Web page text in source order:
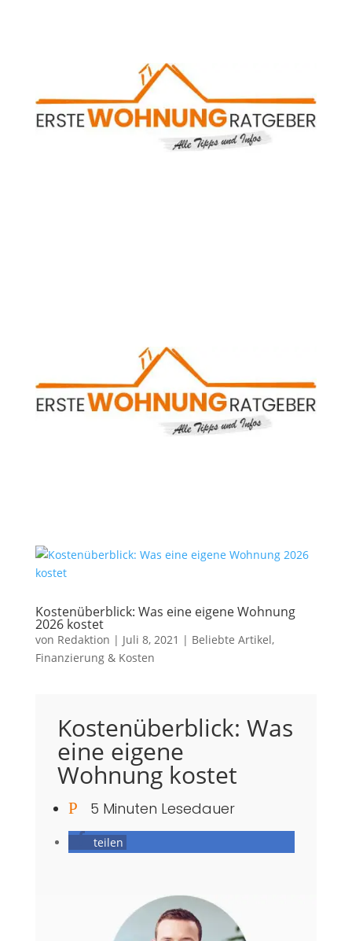
Kostenüberblick: Was eine eigene Wohnung
2026 kostet
von Redaktion | Juli 8, 2021 | Beliebte Artikel,
Finanzierung & Kosten
Kostenüberblick: Was
eine eigene
Wohnung kostet
P 5 Minuten Lesedauer
teilen